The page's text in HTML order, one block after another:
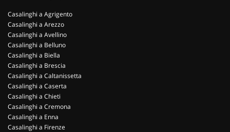
Casalinghi a Agrigento
Casalinghi a Arezzo
Casalinghi a Avellino
Casalinghi a Belluno
Casalinghi a Biella
Casalinghi a Brescia
Casalinghi a Caltanissetta
Casalinghi a Caserta
Casalinghi a Chieti
Casalinghi a Cremona
Casalinghi a Enna
Casalinghi a Firenze